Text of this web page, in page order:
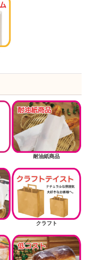
耐油紙商品
クラフト